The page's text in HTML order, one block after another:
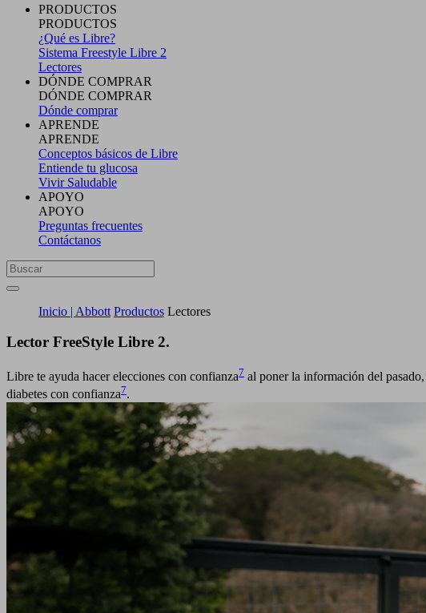
PRODUCTOS
PRODUCTOS
¿Qué es Libre?
Sistema Freestyle Libre 2
Lectores
DÓNDE COMPRAR
DÓNDE COMPRAR
Dónde comprar
APRENDE
APRENDE
Conceptos básicos de Libre
Entiende tu glucosa
Vivir Saludable
APOYO
APOYO
Preguntas frecuentes
Contáctanos
Inicio | Abbott Productos Lectores
Lector FreeStyle Libre 2.
Libre te ayuda hacer elecciones con confianza7 al poner la información del
diabetes con confianza7.